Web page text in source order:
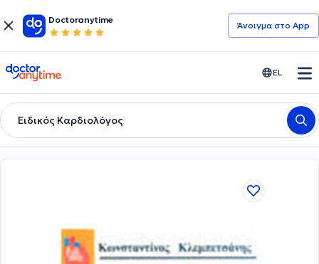
Doctoranytime
Άνοιγμα στο App
doctoranytime EL
Ειδικός Καρδιολόγος